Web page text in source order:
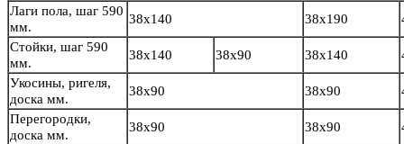
Лаги пола, шаг 590
мм.
38х140 38х190
Стойки, шаг 590
мм.
38х140 38х90 38х140
Укосины, ригеля,
доска мм.
38х90 38х90
Перегородки,
доска мм.
38х90 38х90